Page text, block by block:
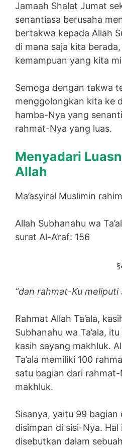
Jamaah Shalat Jumat
senantiasa berusaha
bertakwa kepada Allah
di mana saja kita
kemampuan yang kita
Semoga dengan takwa
menggolongkan kita ke
hamba-Nya yang
rahmat-Nya yang luas.
Menyadari
Allah
Ma’asyiral Muslimin
Allah Subhanahu wa
surat Al-A’raf: 156
“dan rahmat-Ku meliputi
Rahmat Allah Ta’ala,
Subhanahu wa Ta’ala,
kasih sayang makhluk.
Ta’ala memiliki 100
satu bagian dari
makhluk.
Sisanya, yaitu 99
disimpan di sisi-Nya. Hal
disebutkan dalam